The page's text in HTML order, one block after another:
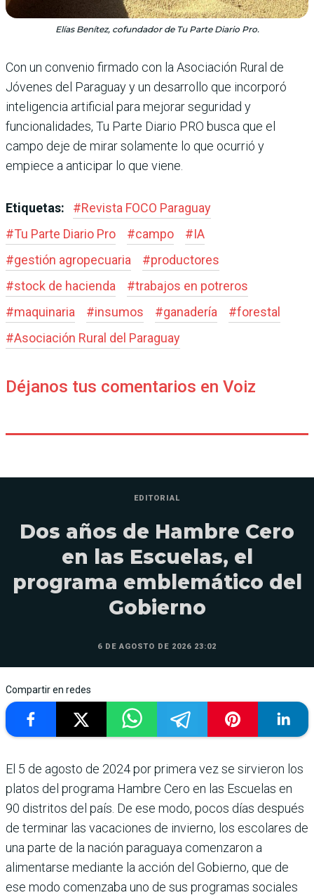
Elías Benítez, cofundador de Tu Parte Diario Pro.
Con un convenio firmado con la Asociación Rural de
Jóvenes del Paraguay y un desarrollo que incorporó
inteligencia artificial para mejorar seguridad y
funcionalidades, Tu Parte Diario PRO busca que el
campo deje de mirar solamente lo que ocurrió y
empiece a anticipar lo que viene.
Etiquetas: #Revista FOCO Paraguay
#Tu Parte Diario Pro #campo #IA
#gestión agropecuaria #productores
#stock de hacienda #trabajos en potreros
#maquinaria #insumos #ganadería #forestal
#Asociación Rural del Paraguay
Déjanos tus comentarios en Voiz
EDITORIAL
Dos años de Hambre Cero
en las Escuelas, el
programa emblemático del
Gobierno
6 DE AGOSTO DE 2026 23:02
Compartir en redes
El 5 de agosto de 2024 por pri­mera vez se sirvieron los
pla­tos del programa Hambre Cero en las Escuelas en
90 distritos del país. De ese modo, pocos días después
de terminar las vacacio­nes de invierno, los escolares de
una parte de la nación paraguaya comenza­ron a
alimentarse mediante la acción del Gobierno, que de
ese modo comen­zaba uno de sus programas sociales